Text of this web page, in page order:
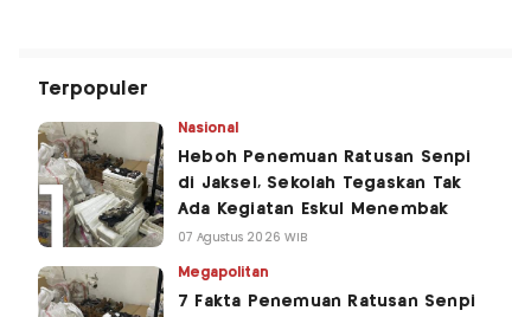
Terpopuler
Nasional
Heboh Penemuan Ratusan Senpi
di Jaksel, Sekolah Tegaskan Tak
Ada Kegiatan Eskul Menembak
07 Agustus 2026 WIB
Megapolitan
7 Fakta Penemuan Ratusan Senpi